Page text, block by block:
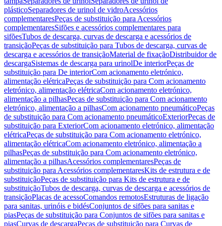
plásticoSeparadores de urinol de vidroAcessórios
complementaresPeças de substituição para Acessórios
complementaresSifões e acessórios complementares para
sifõesTubos de descarga, curvas de descarga e acessórios de
transiçãoPeças de substituição para Tubos de descarga, curvas de
descarga e acessórios de transiçãoMaterial de fixaçãoDistribuidor de
descargaSistemas de descarga para urinolDe interiorPeças de
substituição para De interiorCom acionamento eletrónico,
alimentação elétricaPeças de substituição para Com acionamento
eletrónico, alimentação elétricaCom acionamento eletrónico,
alimentação a pilhasPeças de substituição para Com acionamento
eletrónico, alimentação a pilhasCom acionamento pneumáticoPeças
de substituição para Com acionamento pneumáticoExteriorPeças de
substituição para ExteriorCom acionamento eletrónico, alimentação
elétricaPeças de substituição para Com acionamento eletrónico,
alimentação elétricaCom acionamento eletrónico, alimentação a
pilhasPeças de substituição para Com acionamento eletrónico,
alimentação a pilhasAcessórios complementaresPeças de
substituição para Acessórios complementaresKits de estrutura e de
substituiçãoPeças de substituição para Kits de estrutura e de
substituiçãoTubos de descarga, curvas de descarga e acessórios de
transiçãoPlacas de acessoComandos remotosEstruturas de ligação
para sanitas, urinóis e bidésConjuntos de sifões para sanitas e
piasPeças de substituição para Conjuntos de sifões para sanitas e
piasCurvas de descargaPeças de substituição para Curvas de